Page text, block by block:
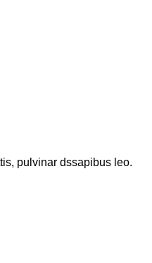
pulvinar dssapibus leo.